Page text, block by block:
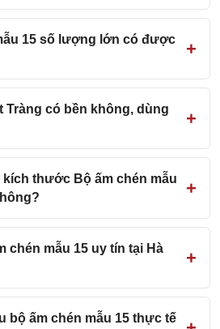
15 số lượng lớn có được
Tràng có bền không, dùng
thước Bộ ấm chén mẫu
chén mẫu 15 uy tín tại Hà
bộ ấm chén mẫu 15 thực tế